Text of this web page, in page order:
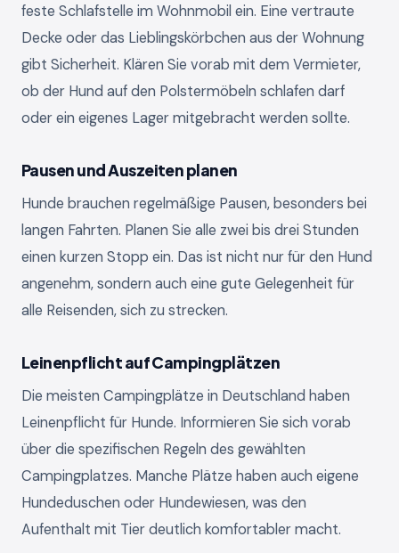
feste Schlafstelle im Wohnmobil ein. Eine vertraute
Decke oder das Lieblingskörbchen aus der Wohnung
gibt Sicherheit. Klären Sie vorab mit dem Vermieter,
ob der Hund auf den Polstermöbeln schlafen darf
oder ein eigenes Lager mitgebracht werden sollte.
Pausen und Auszeiten planen
Hunde brauchen regelmäßige Pausen, besonders bei
langen Fahrten. Planen Sie alle zwei bis drei Stunden
einen kurzen Stopp ein. Das ist nicht nur für den Hund
angenehm, sondern auch eine gute Gelegenheit für
alle Reisenden, sich zu strecken.
Leinenpflicht auf Campingplätzen
Die meisten Campingplätze in Deutschland haben
Leinenpflicht für Hunde. Informieren Sie sich vorab
über die spezifischen Regeln des gewählten
Campingplatzes. Manche Plätze haben auch eigene
Hundeduschen oder Hundewiesen, was den
Aufenthalt mit Tier deutlich komfortabler macht.